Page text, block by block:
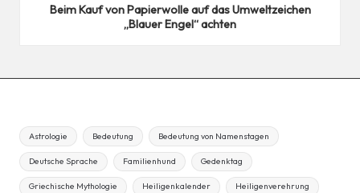
Beim Kauf von Papierwolle auf das Umweltzeichen
„Blauer Engel“ achten
Astrologie Bedeutung Bedeutung von Namenstagen
Deutsche Sprache Familienhund Gedenktag
Griechische Mythologie Heiligenkalender Heiligenverehrung